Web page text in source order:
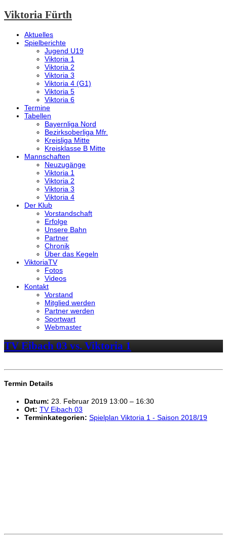
Viktoria Fürth
Aktuelles
Spielberichte
Jugend U19
Viktoria 1
Viktoria 2
Viktoria 3
Viktoria 4 (G1)
Viktoria 5
Viktoria 6
Termine
Tabellen
Bayernliga Nord
Bezirksoberliga Mfr.
Kreisliga Mitte
Kreisklasse B Mitte
Mannschaften
Neuzugänge
Viktoria 1
Viktoria 2
Viktoria 3
Viktoria 4
Der Klub
Vorstandschaft
Erfolge
Unsere Bahn
Partner
Chronik
Über das Kegeln
ViktoriaTV
Fotos
Videos
Kontakt
Vorstand
Mitglied werden
Partner werden
Sportwart
Webmaster
TV Eibach 03 vs. Viktoria 1
Termin Details
Datum: 23. Februar 2019 13:00 – 16:30
Ort: TV Eibach 03
Terminkategorien: Spielplan Viktoria 1 - Saison 2018/19